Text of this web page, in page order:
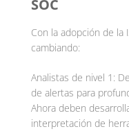
SOC
Con la adopción de la
cambiando:
Analistas de nivel 1:
de alertas para
Ahora deben
interpretación de